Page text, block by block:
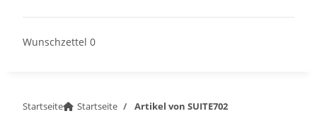
Wunschzettel 0
Startseite Startseite Artikel von SUITE702